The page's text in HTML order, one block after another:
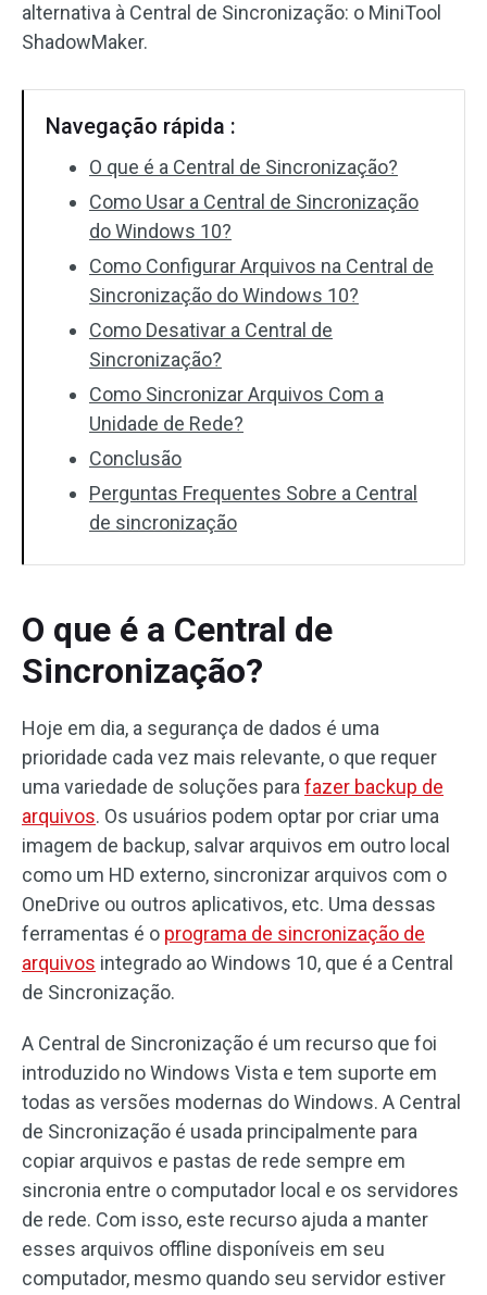
alternativa à Central de Sincronização: o MiniTool
ShadowMaker.
Navegação rápida :
O que é a Central de Sincronização?
Como Usar a Central de Sincronização
do Windows 10?
Como Configurar Arquivos na Central de
Sincronização do Windows 10?
Como Desativar a Central de
Sincronização?
Como Sincronizar Arquivos Com a
Unidade de Rede?
Conclusão
Perguntas Frequentes Sobre a Central
de sincronização
O que é a Central de
Sincronização?
Hoje em dia, a segurança de dados é uma
prioridade cada vez mais relevante, o que requer
uma variedade de soluções para fazer backup de
arquivos. Os usuários podem optar por criar uma
imagem de backup, salvar arquivos em outro local
como um HD externo, sincronizar arquivos com o
OneDrive ou outros aplicativos, etc. Uma dessas
ferramentas é o programa de sincronização de
arquivos integrado ao Windows 10, que é a Central
de Sincronização.
A Central de Sincronização é um recurso que foi
introduzido no Windows Vista e tem suporte em
todas as versões modernas do Windows. A Central
de Sincronização é usada principalmente para
copiar arquivos e pastas de rede sempre em
sincronia entre o computador local e os servidores
de rede. Com isso, este recurso ajuda a manter
esses arquivos offline disponíveis em seu
computador, mesmo quando seu servidor estiver